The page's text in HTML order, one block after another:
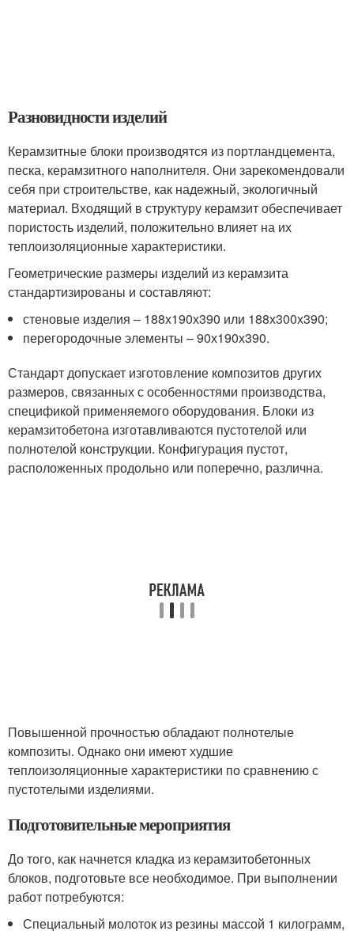
Разновидности изделий
Керамзитные блоки производятся из портландцемента,
песка, керамзитного наполнителя. Они зарекомендовали
себя при строительстве, как надежный, экологичный
материал. Входящий в структуру керамзит обеспечивает
пористость изделий, положительно влияет на их
теплоизоляционные характеристики.
Геометрические размеры изделий из керамзита
стандартизированы и составляют:
стеновые изделия – 188х190х390 или 188х300х390;
перегородочные элементы – 90х190х390.
Стандарт допускает изготовление композитов других
размеров, связанных с особенностями производства,
спецификой применяемого оборудования. Блоки из
керамзитобетона изготавливаются пустотелой или
полнотелой конструкции. Конфигурация пустот,
расположенных продольно или поперечно, различна.
Повышенной прочностью обладают полнотелые
композиты. Однако они имеют худшие
теплоизоляционные характеристики по сравнению с
пустотелыми изделиями.
Подготовительные мероприятия
До того, как начнется кладка из керамзитобетонных
блоков, подготовьте все необходимое. При выполнении
работ потребуются:
Специальный молоток из резины массой 1 килограмм,